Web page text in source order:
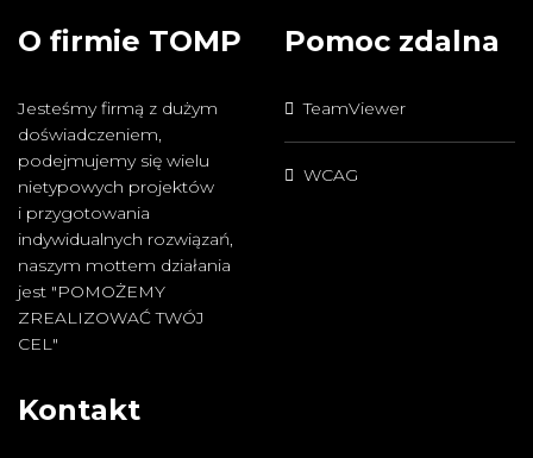
O firmie TOMP
Jesteśmy firmą z dużym
doświadczeniem,
podejmujemy się wielu
nietypowych projektów
i przygotowania
indywidualnych rozwiązań,
naszym mottem działania
jest "POMOŻEMY
ZREALIZOWAĆ TWÓJ
CEL"
Pomoc zdalna
TeamViewer
WCAG
Kontakt